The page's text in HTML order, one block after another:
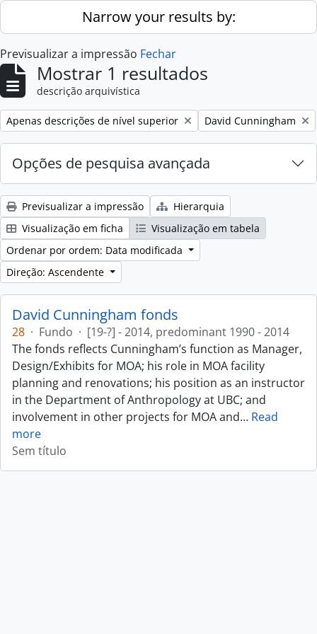
Skip to main contentNarrow your results by:
Previsualizar a impressão Fechar
Mostrar 1 resultados
descrição arquivística
Remove filter:
Apenas descrições de nível superior Remove filter:
David Cunningham
Opções de pesquisa avançada
Previsualizar a impressão
Hierarquia
Visualização em ficha
Visualização em tabela
Ordenar por ordem: Data modificada
Direção: Ascendente
David Cunningham fonds
28 · Fundo · [19-?] - 2014, predominant 1990 - 2014
The fonds reflects Cunningham’s function as Manager,
Design/Exhibits for MOA; his role in MOA facility
planning and renovations; his position as an instructor
in the Department of Anthropology at UBC; and
involvement in other projects for MOA and… Read
more
Sem título